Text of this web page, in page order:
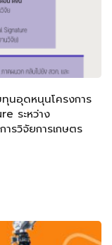
นอุดหนุนโครงการ
ระหว่าง
รวิจัยการเกษตร